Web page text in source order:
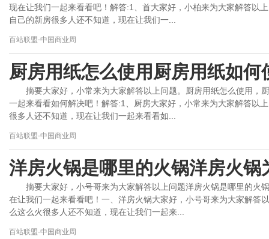
现在让我们一起来看看吧！解答:1、首大家好，小柏来为大家解答以
自己的新房很多人还不知道，现在让我们一...
百站联盟-中国商业周
厨房用纸怎么使用厨房用纸如何
摘要大家好，小常来为大家解答以上问题。厨房用纸怎么使用，
一起来看看如何解决吧！解答:1、厨房大家好，小常来为大家解答以
很多人还不知道，现在让我们一起来看看如...
百站联盟-中国商业周
洋房火锅是哪里的火锅洋房火锅
摘要大家好，小号哥来为大家解答以上问题洋房火锅是哪里的火
在让我们一起来看看吧！一、洋房火锅大家好，小号哥来为大家解答
么这么火很多人还不知道，现在让我们一起来...
百站联盟-中国商业周